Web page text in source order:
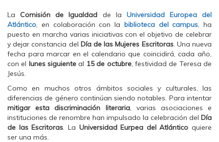
i
c
p
a
r
a
c
o
m
p
r
t
i
r
e
n
F
a
c
i
p
a
r
a
c
o
m
i
r
e
n
T
w
i
l
i
c
p
a
r
a
c
o
m
r
t
i
r
e
n
W
h
LaComisión de Igualdad de la Universidad Europea del
Atlántico, en colaboración con la biblioteca del campus, ha
puesto en marcha varias iniciativas con el objetivo de celebrar
y dejar constancia del Día de las Mujeres Escritoras. Una nueva
fecha para marcar en el calendario que coincidirá, cada año,
con el lunes siguiente al 15 de octubre, festividad de Teresa de
Jesús.
Como en muchos otros ámbitos sociales y culturales, las
diferencias de género continúan siendo notables. Para intentar
mitigar esta discriminación
literaria, varias asociaciones e
instituciones de renombre han impulsado la celebración del Día
de las Escritoras. La Universidad Eurpea del Atlántico quiere
ser una más.